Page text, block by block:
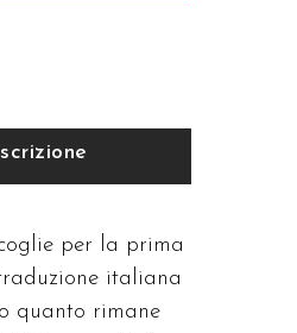
per la prima
italiana
quanto rimane